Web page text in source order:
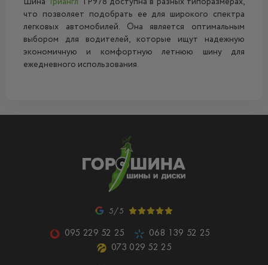
что позволяет подобрать ее для широкого спектра
легковых автомобилей. Она является оптимальным
выбором для водителей, которые ищут надежную
экономичную и комфортную летнюю шину для
ежедневного использования.
5/5
095 229 52 25
068 139 52 25
073 029 52 25